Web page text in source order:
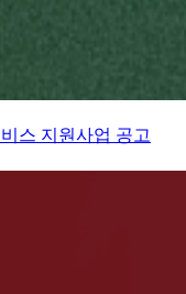
스 지원사업 공고